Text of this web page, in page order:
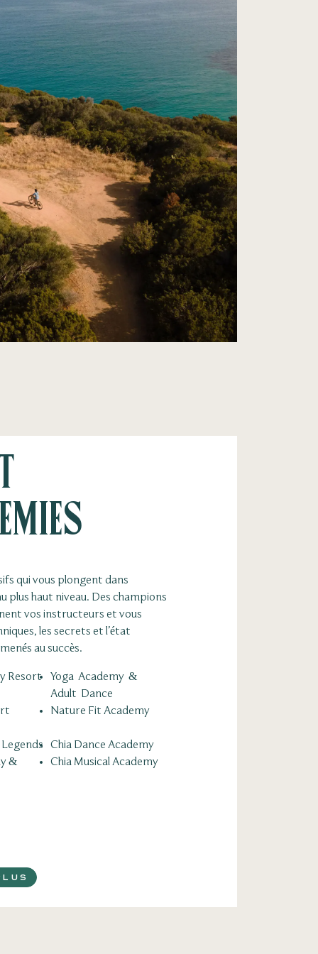
qui vous plongent dans
plus haut niveau. Des champions
vos instructeurs et vous
les secrets et l’état
au succès.
Resort
Yoga Academy &​
Adult Dance
Nature Fit Academy
Chia Dance Academy
&
Chia Musical Academy